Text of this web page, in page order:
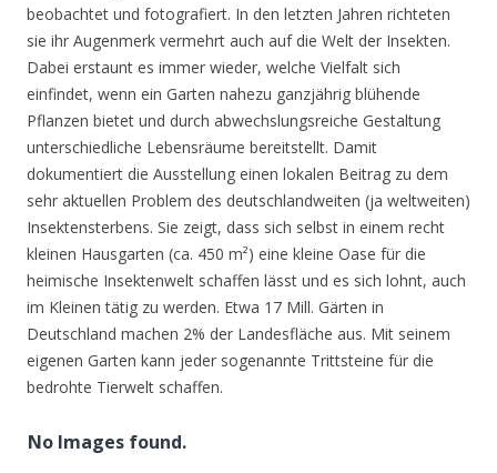
beobachtet und fotografiert. In den letzten Jahren richteten
sie ihr Augenmerk vermehrt auch auf die Welt der Insekten.
Dabei erstaunt es immer wieder, welche Vielfalt sich
einfindet, wenn ein Garten nahezu ganzjährig blühende
Pflanzen bietet und durch abwechslungsreiche Gestaltung
unterschiedliche Lebensräume bereitstellt. Damit
dokumentiert die Ausstellung einen lokalen Beitrag zu dem
sehr aktuellen Problem des deutschlandweiten (ja weltweiten)
Insektensterbens. Sie zeigt, dass sich selbst in einem recht
kleinen Hausgarten (ca. 450 m²) eine kleine Oase für die
heimische Insektenwelt schaffen lässt und es sich lohnt, auch
im Kleinen tätig zu werden. Etwa 17 Mill. Gärten in
Deutschland machen 2% der Landesfläche aus. Mit seinem
eigenen Garten kann jeder sogenannte Trittsteine für die
bedrohte Tierwelt schaffen.
No Images found.